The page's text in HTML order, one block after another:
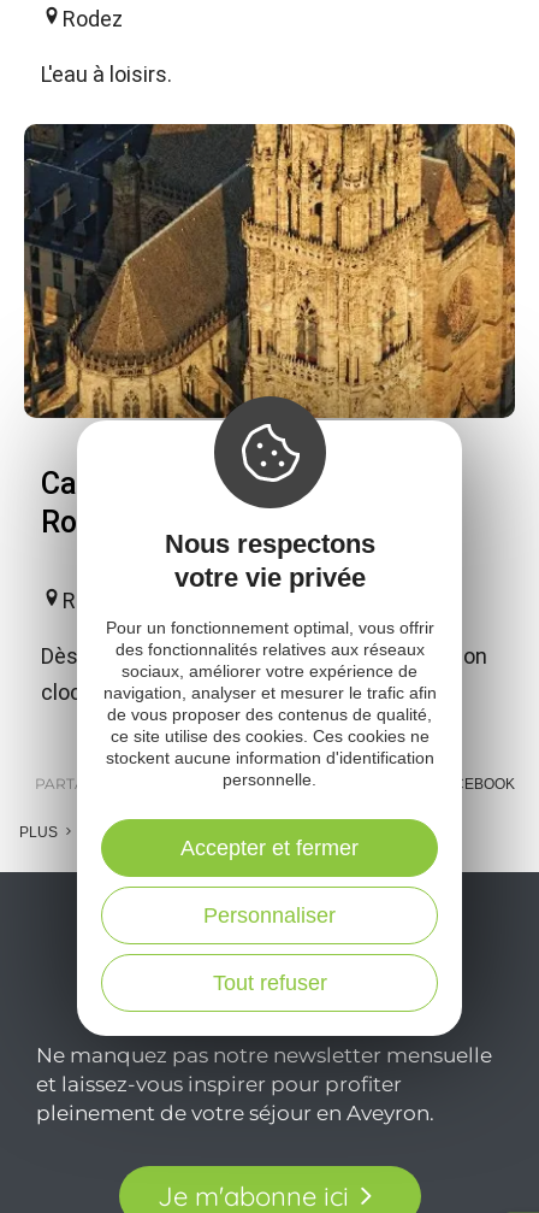
Rodez
L'eau à loisirs.
Cathédrale Notre-Dame de
Rodez
Rodez
Dès votre arrivée à Rodez, la cathédrale et son
clocher guideront vos pas...
PARTAGER : E-MAIL MESSENGER FACEBOOK
PLUS
Ne manquez pas notre newsletter mensuelle
et laissez-vous inspirer pour profiter
pleinement de votre séjour en Aveyron.
Je m'abonne ici
Nous respectons
votre vie privée
Pour un fonctionnement optimal, vous offrir
des fonctionnalités relatives aux réseaux
sociaux, améliorer votre expérience de
navigation, analyser et mesurer le trafic afin
de vous proposer des contenus de qualité,
ce site utilise des cookies. Ces cookies ne
stockent aucune information d'identification
personnelle.
Tout refuser
Personnaliser
Accepter et fermer